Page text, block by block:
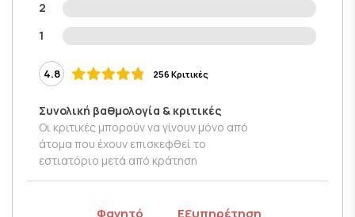
2
1
4.8 256 Κριτικές
Συνολική βαθμολογία & κριτικές
Οι κριτικές μπορούν να γίνουν μόνο από
άτομα που έχουν επισκεφθεί το
εστιατόριο μετά από κράτηση
Φαγητό Εξυπηρέτηση